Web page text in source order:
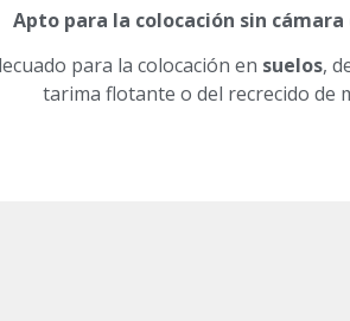
Apto para la colocación sin cámara
para la colocación en suelos,
tarima flotante o del recrecido de